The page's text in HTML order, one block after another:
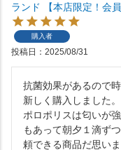
ランド 【本店限定！会
購入者
投稿日 2025/08/31
抗菌効果があるので
新しく購入しました
ポロポリスは匂いが
もあって朝夕１滴ず
頼できる商品だ思いま